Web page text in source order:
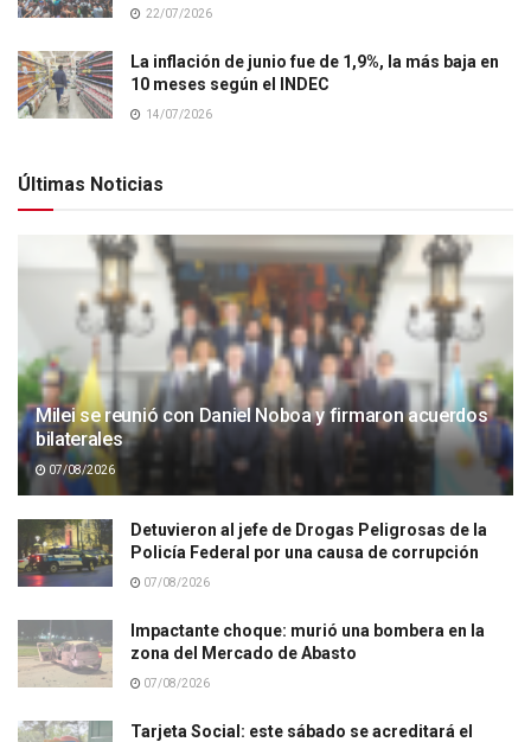
22/07/2026
La inflación de junio fue de 1,9%, la más baja en
10 meses según el INDEC
14/07/2026
Últimas Noticias
Milei se reunió con Daniel Noboa y firmaron acuerdos
bilaterales
07/08/2026
Detuvieron al jefe de Drogas Peligrosas de la
Policía Federal por una causa de corrupción
07/08/2026
Impactante choque: murió una bombera en la
zona del Mercado de Abasto
07/08/2026
Tarjeta Social: este sábado se acreditará el